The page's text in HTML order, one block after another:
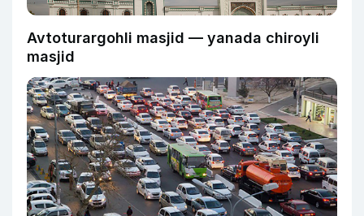
Avtoturargohli masjid — yanada chiroyli
masjid